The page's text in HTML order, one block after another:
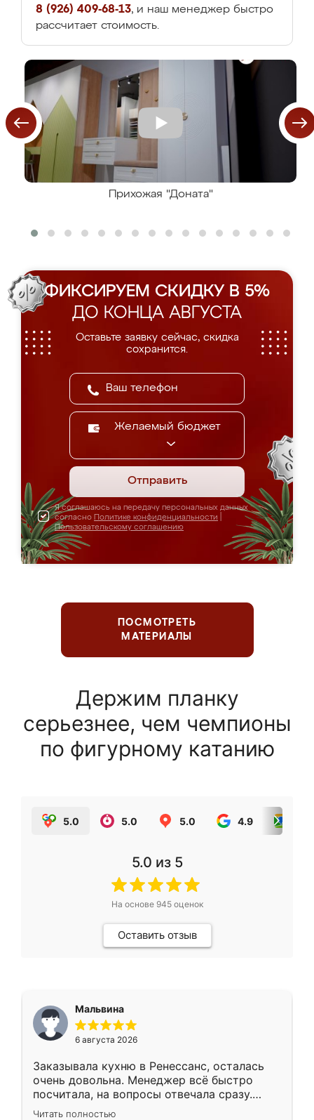
8 (926) 409-68-13, и наш менеджер быстро
рассчитает стоимость.
Прихожая "Доната"
ФИКСИРУЕМ СКИДКУ В 5%
ДО КОНЦА АВГУСТА
Оставьте заявку сейчас, скидка
сохранится.
Желаемый бюджет
Отправить
Я соглашаюсь на передачу персональных данных
согласно Политике конфиденциальности
Пользовательскому соглашению
ПОСМОТРЕТЬ
МАТЕРИАЛЫ
Держим планку
серьезнее, чем чемпионы
по фигурному катанию
5.0 5.0 5.0 4.9
5.0 из 5
На основе 945оценок
Оставить отзыв
Мальвина
6 августа 2026
Заказывала кухню в Ренессанс, осталась
очень довольна. Менеджер всё быстро
посчитала, на вопросы отвечала сразу.
Замерщик приехал в субботу, подошёл к
Читать полностью